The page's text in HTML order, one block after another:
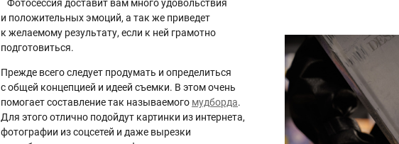
Фотосессия доставит вам много удовольствия
и положительных эмоций, а так же приведет
к желаемому результату, если к ней грамотно
подготовиться.
Прежде всего следует продумать и определиться
с общей концепцией и идеей съемки. В этом очень
помогает составление так называемого мудборда.
Для этого отлично подойдут картинки из интернета,
фотографии из соцсетей и даже вырезки